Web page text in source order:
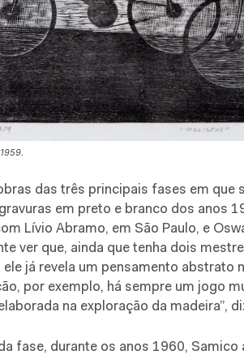
das três principais fases em que
em preto e branco dos anos
Lívio Abramo, em São Paulo, e
ver que, ainda que tenha dois
já revela um pensamento abstrato
por exemplo, há sempre um jogo
na exploração da madeira”,
fase, durante os anos 1960,